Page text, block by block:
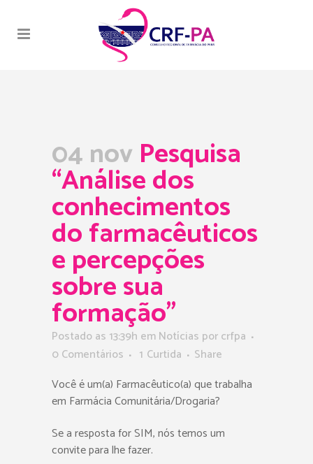
04 nov Pesquisa
“Análise dos
conhecimentos
do farmacêuticos
e percepções
sobre sua
formação”
Postado as 13:39h emNotícias porcrfpa
0 Comentários
1 Curtida
Share
Você é um(a) Farmacêutico(a) que trabalha
em Farmácia Comunitária/Drogaria?
Se a resposta for SIM, nós temos um
convite para lhe fazer.